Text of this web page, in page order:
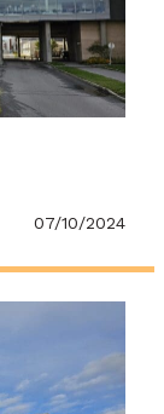
07/10/2024